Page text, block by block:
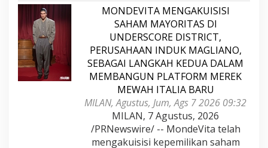
MONDEVITA MENGAKUISISI
SAHAM MAYORITAS DI
UNDERSCORE DISTRICT,
PERUSAHAAN INDUK MAGLIANO,
SEBAGAI LANGKAH KEDUA DALAM
MEMBANGUN PLATFORM MEREK
MEWAH ITALIA BARU
MILAN, Agustus, Jum, Ags 7 2026 09:32
MILAN, 7 Agustus, 2026
/PRNewswire/ -- MondeVita telah
mengakuisisi kepemilikan saham